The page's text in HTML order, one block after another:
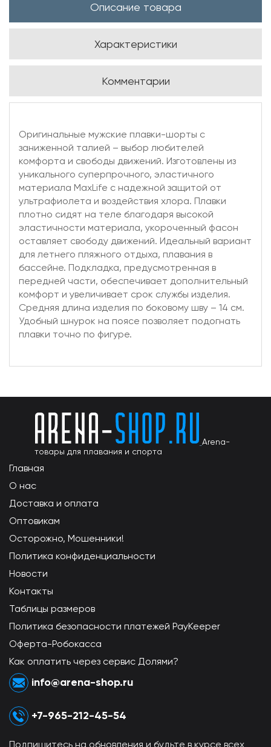
Описание товара
Характеристики
Комментарии
Оригинальные мужские плавки-шорты с
заниженной талией – выбор любителей
комфорта и свободы движений. Изготовлены из
уникального суперпрочного, эластичного
материала MaxLife с надежной защитой от
ультрафиолета и воздействия хлора. Плавки
плотно сидят на теле благодаря высокой
эластичности материала, укороченный фасон
оставляет свободу движений. Идеальный вариант
для летнего пляжного отдыха, плавания в
бассейне. Подкладка, предусмотренная в
передней части, обеспечивает дополнительный
комфорт и увеличивает срок службы изделия.
Средняя длина изделия по боковому шву – 14 см.
Удобный шнурок на поясе позволяет подогнать
плавки точно по фигуре.
Arena-
товары для плавания и спорта
Главная
О нас
Доставка и оплата
Оптовикам
Осторожно, Мошенники!
Политика конфиденциальности
Новости
Контакты
Таблицы размеров
Политика безопасности платежей PayKeeper
Оферта-Робокасса
Как оплатить через сервис Долями?
info@arena-shop.ru
+7-965-212-45-54
Подпишитесь на обновления и будьте в курсе всех